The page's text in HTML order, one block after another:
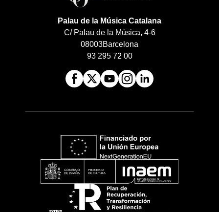
Palau de la Música Catalana
C/ Palau de la Música, 4-6
08003Barcelona
93 295 72 00